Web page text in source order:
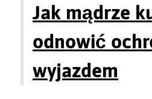
Jak mądrze
odnowić
wyjazdem